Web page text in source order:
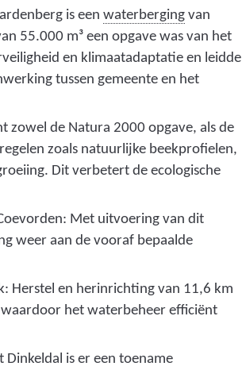
is eenwaterberging(
v
a
s
h
o
u
n
w
van
55.000 m³ een opgave was van het
en klimaatadaptatie en leidde
tussen gemeente en het
zowel de Natura 2000 opgave, als de
zoals natuurlijke beekprofielen,
Dit verbetert de ecologische
Met uitvoering van dit
weer aan de vooraf bepaalde
Herstel en herinrichting van 11,6 km
het waterbeheer efficiënt
Dinkeldal is er een toename